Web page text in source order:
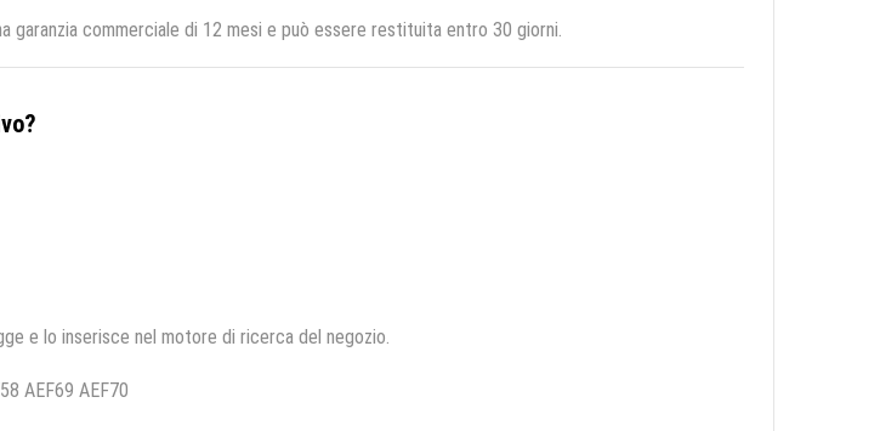
garanzia commerciale di 12 mesi e può essere restituita entro 30 giorni.
e lo inserisce nel motore di ricerca del negozio.
AEF69 AEF70